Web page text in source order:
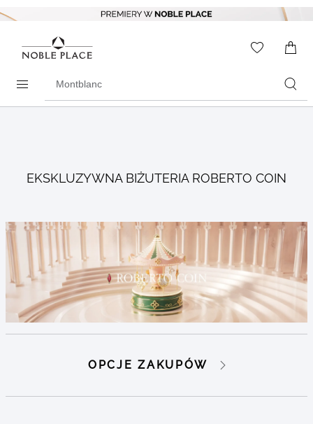
products
EKSKLUZYWNA BIŻUTERIA ROBERTO COIN
OPCJE ZAKUPÓW